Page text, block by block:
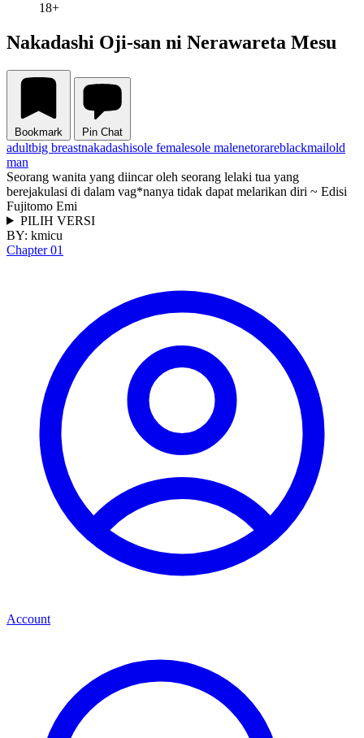
18+
Nakadashi Oji-san ni Nerawareta Mesu
Bookmark Pin Chat
adultbig breastnakadashisole femalesole malenetorareblackmailold
man
Seorang wanita yang diincar oleh seorang lelaki tua yang
berejakulasi di dalam vag*nanya tidak dapat melarikan diri ~ Edisi
Fujitomo Emi
PILIH VERSI
BY: kmicu
Chapter 01
Account